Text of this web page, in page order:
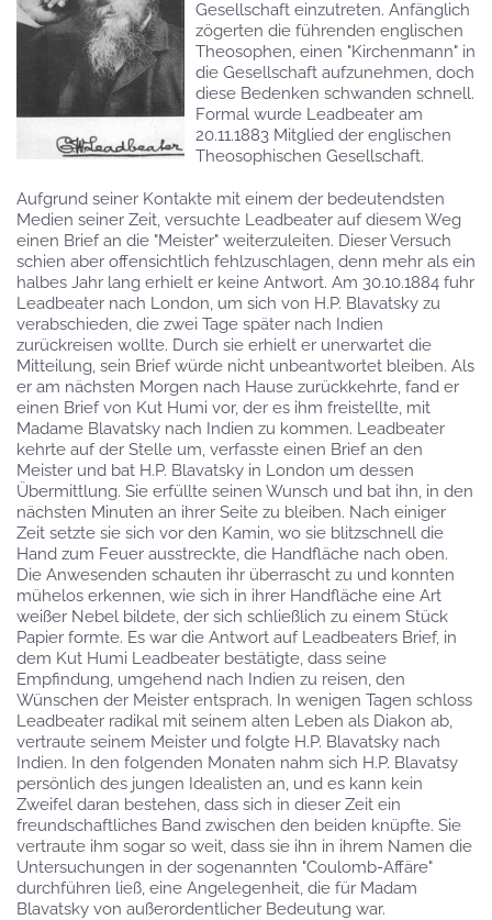
Gesellschaft einzutreten. Anfänglich
zögerten die führenden englischen
Theosophen, einen "Kirchenmann" in
die Gesellschaft aufzunehmen, doch
diese Bedenken schwanden schnell.
Formal wurde Leadbeater am
20.11.1883 Mitglied der englischen
Theosophischen Gesellschaft.
Aufgrund seiner Kontakte mit einem der bedeutendsten
Medien seiner Zeit, versuchte Leadbeater auf diesem Weg
einen Brief an die "Meister" weiterzuleiten. Dieser Versuch
schien aber offensichtlich fehlzuschlagen, denn mehr als ein
halbes Jahr lang erhielt er keine Antwort. Am 30.10.1884 fuhr
Leadbeater nach London, um sich von H.P. Blavatsky zu
verabschieden, die zwei Tage später nach Indien
zurückreisen wollte. Durch sie erhielt er unerwartet die
Mitteilung, sein Brief würde nicht unbeantwortet bleiben. Als
er am nächsten Morgen nach Hause zurückkehrte, fand er
einen Brief von Kut Humi vor, der es ihm freistellte, mit
Madame Blavatsky nach Indien zu kommen. Leadbeater
kehrte auf der Stelle um, verfasste einen Brief an den
Meister und bat H.P. Blavatsky in London um dessen
Übermittlung. Sie erfüllte seinen Wunsch und bat ihn, in den
nächsten Minuten an ihrer Seite zu bleiben. Nach einiger
Zeit setzte sie sich vor den Kamin, wo sie blitzschnell die
Hand zum Feuer ausstreckte, die Handfläche nach oben.
Die Anwesenden schauten ihr überrascht zu und konnten
mühelos erkennen, wie sich in ihrer Handfläche eine Art
weißer Nebel bildete, der sich schließlich zu einem Stück
Papier formte. Es war die Antwort auf Leadbeaters Brief, in
dem Kut Humi Leadbeater bestätigte, dass seine
Empfindung, umgehend nach Indien zu reisen, den
Wünschen der Meister entsprach. In wenigen Tagen schloss
Leadbeater radikal mit seinem alten Leben als Diakon ab,
vertraute seinem Meister und folgte H.P. Blavatsky nach
Indien. In den folgenden Monaten nahm sich H.P. Blavatsy
persönlich des jungen Idealisten an, und es kann kein
Zweifel daran bestehen, dass sich in dieser Zeit ein
freundschaftliches Band zwischen den beiden knüpfte. Sie
vertraute ihm sogar so weit, dass sie ihn in ihrem Namen die
Untersuchungen in der sogenannten "Coulomb-Affäre"
durchführen ließ, eine Angelegenheit, die für Madam
Blavatsky von außerordentlicher Bedeutung war.